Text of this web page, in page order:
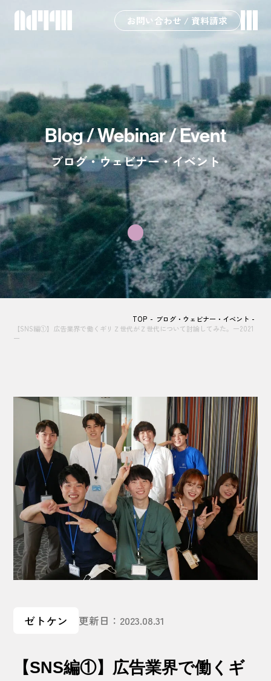
お問い合わせ / 資料請求
Blog / Webinar / Event
ブログ・ウェビナー・イベント
TOP
ブログ・ウェビナー・イベント
【SNS編①】広告業界で働くギリＺ世代がＺ世代について討論してみた。ー2021
ー
ゼトケン 更新日：2023.08.31
【SNS編①】広告業界で働くギ